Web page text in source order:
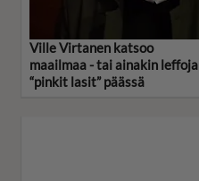
Ville Virtanen katsoo
maailmaa - tai ainakin leffoja
“pinkit lasit” päässä